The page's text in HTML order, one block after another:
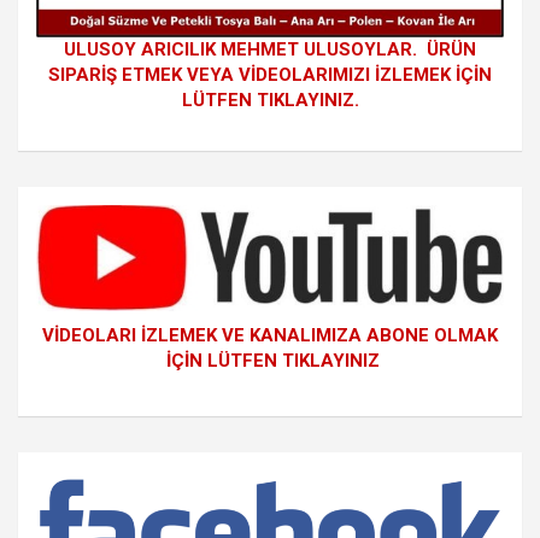
ULUSOY ARICILIK MEHMET ULUSOYLAR. ÜRÜN
SIPARİŞ ETMEK VEYA VİDEOLARIMIZI İZLEMEK İÇİN
LÜTFEN TIKLAYINIZ.
VİDEOLARI İZLEMEK VE KANALIMIZA ABONE OLMAK
İÇİN LÜTFEN TIKLAYINIZ